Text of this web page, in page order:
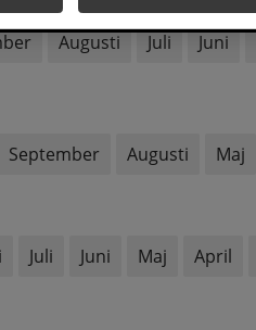
Augusti Juli Juni
September Augusti Maj
Juli Juni Maj April